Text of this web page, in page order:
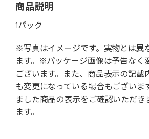
商品説明
1パック
※写真はイメージです。実物とは異
ます。※パッケージ画像は予告なく
ございます。また、商品表示の記載
も変更になっている場合もございま
ました商品の表示をご確認いただき
ます。